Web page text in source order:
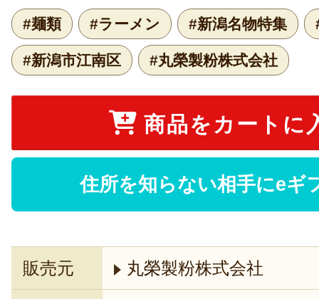
#麺類 #ラーメン #新潟名物特集
#新潟市江南区 #丸榮製粉株式会社
商品をカートに
住所を知らない相手にeギ
販売元 丸榮製粉株式会社